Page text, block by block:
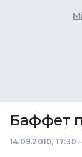
Баффет
14.09.2010, 17:30